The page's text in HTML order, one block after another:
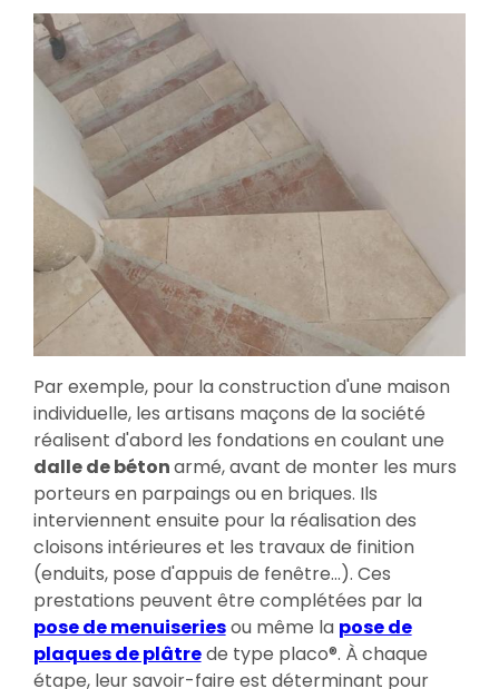
Par exemple, pour la construction d'une maison
individuelle, les artisans maçons de la société
réalisent d'abord les fondations en coulant une
dalle de bétonarmé, avant de monter les murs
porteurs en parpaings ou en briques. Ils
interviennent ensuite pour la réalisation des
cloisons intérieures et les travaux de finition
(enduits, pose d'appuis de fenêtre...). Ces
prestations peuvent être complétées par la
pose de menuiseriesou même la pose de
plaques de plâtrede type placo®. À chaque
étape, leur savoir-faire est déterminant pour